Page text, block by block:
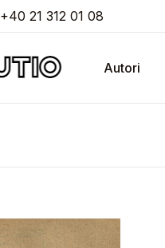
+40 21 312 01 08
Autori